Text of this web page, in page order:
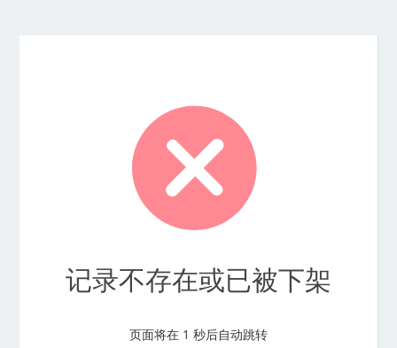
记录不存在或已被下架
页面将在 1 秒后自动跳转